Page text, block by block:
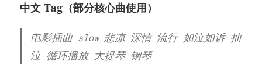
中文 Tag（部分核心曲使用）
电影插曲 slow 悲凉 深情 流行 如泣如诉 抽
泣 循环播放 大提琴 钢琴